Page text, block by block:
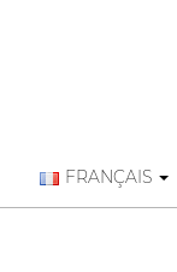
FRANÇAIS